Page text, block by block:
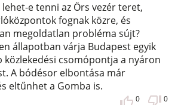
e tenni az Örs vezér teret,
fognak közre, és
megoldatlan probléma sújt?
állapotban várja Budapest egyik
közlekedési csomópontja a nyáron
A bódésor elbontása már
eltűnhet a Gomba is.
0 0